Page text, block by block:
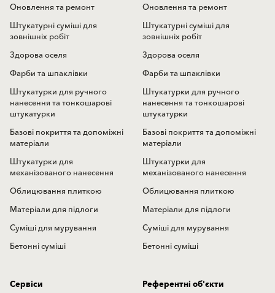
Оновлення та ремонт
Штукатурні суміші для
зовнішніх робіт
Здорова оселя
Фарби та шпаклівки
Штукатурки для ручного
нанесення та тонкошарові
штукатурки
Базові покриття та допоміжні
матеріали
Штукатурки для
механізованого нанесення
Облицювання плиткою
Матеріали для підлоги
Суміші для мурування
Бетонні суміші
Оновлення та ремонт
Штукатурні суміші для
зовнішніх робіт
Здорова оселя
Фарби та шпаклівки
Штукатурки для ручного
нанесення та тонкошарові
штукатурки
Базові покриття та допоміжні
матеріали
Штукатурки для
механізованого нанесення
Облицювання плиткою
Матеріали для підлоги
Суміші для мурування
Бетонні суміші
Сервіси
Референтні об'єкти